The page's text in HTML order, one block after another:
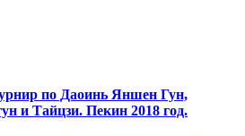
по Даоинь Яншен Гун,
и Тайцзи. Пекин 2018 год.